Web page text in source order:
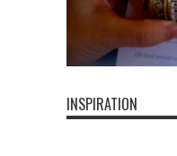
INSPIRATION